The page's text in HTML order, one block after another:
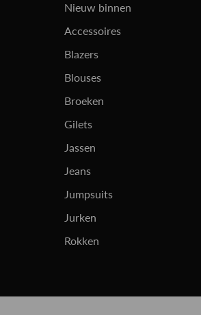
Nieuw binnen
Accessoires
Blazers
Blouses
Broeken
Gilets
Jassen
Jeans
Jumpsuits
Jurken
Rokken